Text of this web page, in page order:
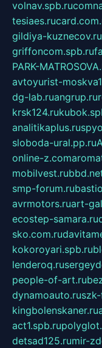
volnav.spb.ru
tesiaes.ru
gildiya-kuznecov.ru
griffoncom.spb.ru
PARK-
avtoyurist-
dg-lab.ruangrup.ru
krsk124.ru
analitikaplus.ru
sloboda-ural.pp.ru
online-z.com
mobilvest.ru
smp-forum.ru
avrmotors.ruart-
ecostep-samara.ru
sko.com.ru
kokoroyari.spb.ru
lenderoq.ru
people-of-art.ru
dynamoauto.ru
kingbolenskaner.ru
act1.spb.ru
detsad125.rumir-